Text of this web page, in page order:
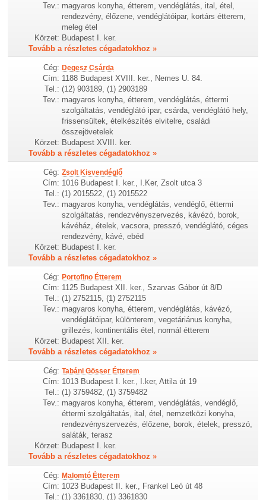
Tev.: magyaros konyha, étterem, vendéglátás, ital, étel,
rendezvény, élőzene, vendéglátóipar, kortárs étterem,
meleg étel
Körzet: Budapest I. ker.
Tovább a részletes cégadatokhoz »
Cég: Degesz Csárda
Cím: 1188 Budapest XVIII. ker., Nemes U. 84.
Tel.: (12) 903189, (1) 2903189
Tev.: magyaros konyha, étterem, vendéglátás, éttermi
szolgáltatás, vendéglátó ipar, csárda, vendéglátó hely,
frissensültek, ételkészítés elvitelre, családi
összejövetelek
Körzet: Budapest XVIII. ker.
Tovább a részletes cégadatokhoz »
Cég: Zsolt Kisvendéglő
Cím: 1016 Budapest I. ker., I.Ker, Zsolt utca 3
Tel.: (1) 2015522, (1) 2015522
Tev.: magyaros konyha, vendéglátás, vendéglő, éttermi
szolgáltatás, rendezvényszervezés, kávézó, borok,
kávéház, ételek, vacsora, presszó, vendéglátó, céges
rendezvény, kávé, ebéd
Körzet: Budapest I. ker.
Tovább a részletes cégadatokhoz »
Cég: Portofino Étterem
Cím: 1125 Budapest XII. ker., Szarvas Gábor út 8/D
Tel.: (1) 2752115, (1) 2752115
Tev.: magyaros konyha, étterem, vendéglátás, kávézó,
vendéglátóipar, különterem, vegetáriánus konyha,
grillezés, kontinentális étel, normál étterem
Körzet: Budapest XII. ker.
Tovább a részletes cégadatokhoz »
Cég: Tabáni Gösser Étterem
Cím: 1013 Budapest I. ker., I.ker, Attila út 19
Tel.: (1) 3759482, (1) 3759482
Tev.: magyaros konyha, étterem, vendéglátás, vendéglő,
éttermi szolgáltatás, ital, étel, nemzetközi konyha,
rendezvényszervezés, élőzene, borok, ételek, presszó,
saláták, terasz
Körzet: Budapest I. ker.
Tovább a részletes cégadatokhoz »
Cég: Malomtó Étterem
Cím: 1023 Budapest II. ker., Frankel Leó út 48
Tel.: (1) 3361830, (1) 3361830